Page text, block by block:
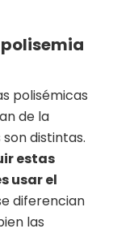
polisémicas
de la
distintas.
estas
usar el
diferencian
las